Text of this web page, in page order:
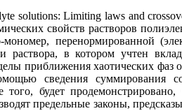
solutions: Limiting laws and
свойств растворов
перенормированной
в котором учтен
приближения хаотических фаз
сведения суммирования
будет
предельные законы,